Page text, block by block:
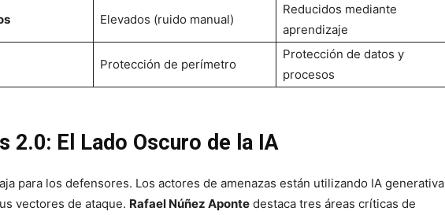
Elevados (ruido manual)
Reducidos mediante
aprendizaje
Protección de perímetro
Protección de datos y
procesos
2.0: El Lado Oscuro de la IA
para los defensores. Los actores de amenazas están utilizando IA generativa
vectores de ataque. Rafael Núñez Aponte destaca tres áreas críticas de